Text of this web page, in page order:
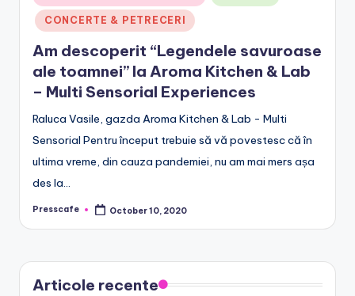
in
CONCERTE & PETRECERI
Am descoperit “Legendele savuroase
ale toamnei” la Aroma Kitchen & Lab
– Multi Sensorial Experiences
Raluca Vasile, gazda Aroma Kitchen & Lab - Multi
Sensorial Pentru început trebuie să vă povestesc că în
ultima vreme, din cauza pandemiei, nu am mai mers așa
des la…
Posted
Presscafe October 10, 2020
Articole recente